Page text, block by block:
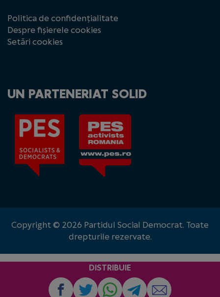
Politica de confidențialitate
Despre fișierele cookies
Setări cookies
UN PARTENERIAT SOLID
Copyright © 2026 Partidul Social Democrat. Toate
drepturile rezervate.
DISTRIBUIE